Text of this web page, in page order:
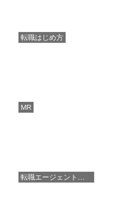
転職はじめ方
MR
転職エージェント活用